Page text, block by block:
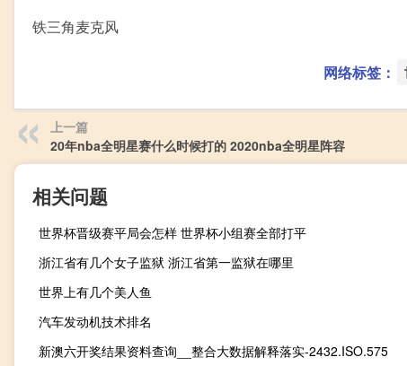
铁三角麦克风
网络标签：
上一篇
20年nba全明星赛什么时候打的 2020nba全明星阵容
相关问题
世界杯晋级赛平局会怎样 世界杯小组赛全部打平
浙江省有几个女子监狱 浙江省第一监狱在哪里
世界上有几个美人鱼
汽车发动机技术排名
新澳六开奖结果资料查询__整合大数据解释落实-2432.ISO.575